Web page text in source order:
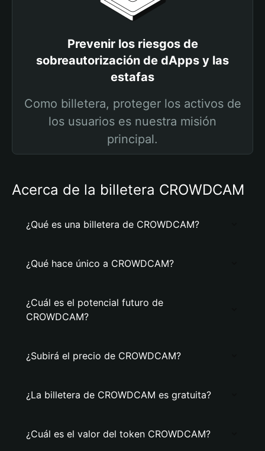
Prevenir los riesgos de
sobreautorización de dApps y las
estafas
Como billetera, proteger los activos de
los usuarios es nuestra misión
principal.
Acerca de la billetera CROWDCAM
¿Qué es una billetera de CROWDCAM?
¿Qué hace único a CROWDCAM?
¿Cuál es el potencial futuro de
CROWDCAM?
¿Subirá el precio de CROWDCAM?
¿La billetera de CROWDCAM es gratuita?
¿Cuál es el valor del token CROWDCAM?